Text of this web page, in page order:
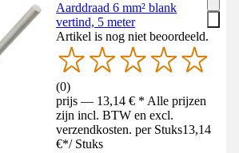
Aarddraad 6 mm² blank
vertind, 5 meter
Artikel is nog niet beoordeeld.
(0)
prijs — 13,14 € * Alle prijzen
zijn incl. BTW en excl.
verzendkosten. per Stuks13,14
€*/ Stuks